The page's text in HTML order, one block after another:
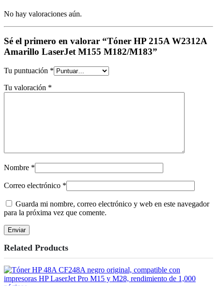
No hay valoraciones aún.
Sé el primero en valorar “Tóner HP 215A W2312A
Amarillo LaserJet M155 M182/M183”
Tu puntuación *
Tu valoración *
Nombre *
Correo electrónico *
Guarda mi nombre, correo electrónico y web en este navegador
para la próxima vez que comente.
Related Products